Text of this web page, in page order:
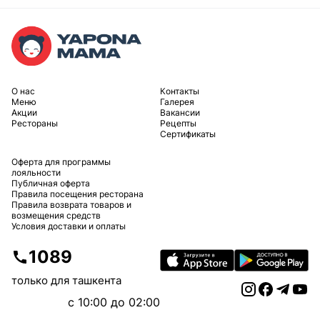
O нас
Меню
Акции
Рестораны
Контакты
Галерея
Вакансии
Рецепты
Сертификаты
Оферта для программы
лояльности
Публичная оферта
Правила посещения ресторана
Правила возврата товаров и
возмещения средств
Условия доставки и оплаты
1089
только для ташкента
c 10:00 до 02:00